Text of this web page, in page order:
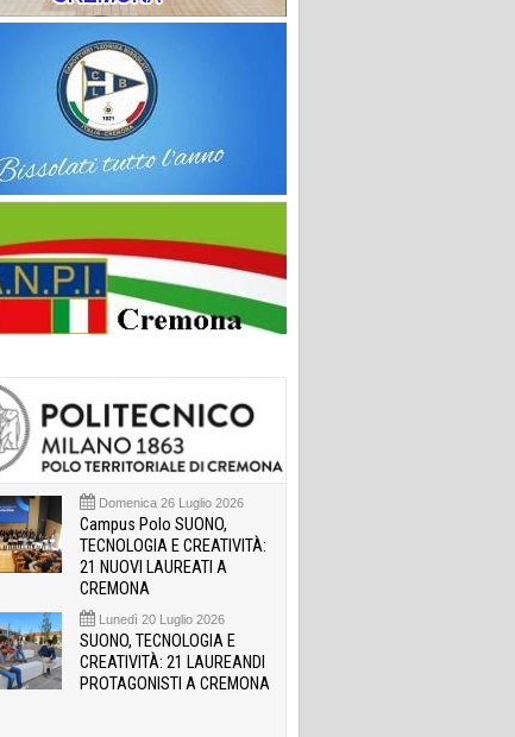
Domenica 26 Luglio 2026
Campus Polo SUONO,
TECNOLOGIA E CREATIVITÀ:
21 NUOVI LAUREATI A
CREMONA
Lunedì 20 Luglio 2026
SUONO, TECNOLOGIA E
CREATIVITÀ: 21 LAUREANDI
PROTAGONISTI A CREMONA